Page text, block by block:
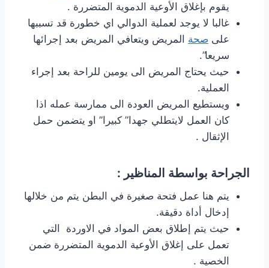
يقوم بإغلاق الأوعية الدموية المتضررة .
غالبا لا يوجد لعملية الدوالي اي خطورة قد تسببها
على صحة المريض ويتعافي المريض بعد إجرائها
سريعا”.
حيث يحتاج المريض الى يومين للراحة بعد إجراء
العملية.
ويستطيع المريض العودة الى ممارسة عمله اذا
كان العمل لايتطلي جهدا” كبيرا” او يتضمن حمل
الإثقال .
الجراحة بواسطة المناظير :
يتم هنا عمل فتحة صغيرة في البطن يتم من خلالها
إدخال أداة دقيقة.
حيث يتم إطلاق بعض المواد في الاوردة التي
تعمل على إغلاق الأوعية الدموية المتضررة ضمن
الخصية .